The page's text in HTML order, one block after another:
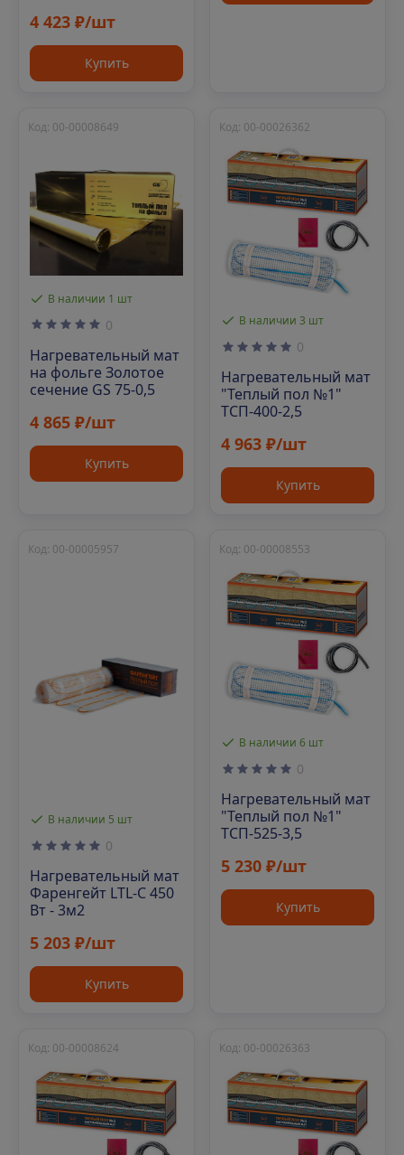
4 423 ₽/шт
Купить
В наличии 1 шт
Код: 00-00008649
0
Нагревательный мат
на фольге Золотое
сечение GS 75-0,5
4 865 ₽/шт
Купить
В наличии 3 шт
Код: 00-00026362
0
Нагревательный мат
"Теплый пол №1"
ТСП-400-2,5
4 963 ₽/шт
Купить
В наличии 5 шт
Код: 00-00005957
0
Нагревательный мат
Фаренгейт LTL-C 450
Вт - 3м2
5 203 ₽/шт
Купить
В наличии 6 шт
Код: 00-00008553
0
Нагревательный мат
"Теплый пол №1"
ТСП-525-3,5
5 230 ₽/шт
Купить
Код: 00-00008624 Код: 00-00026363